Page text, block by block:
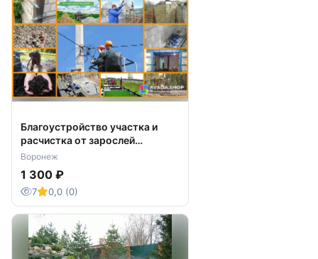
Благоустройство участка и
расчистка от зарослей
профессионально
Воронеж
1 300 ₽
7 0,0 (0)